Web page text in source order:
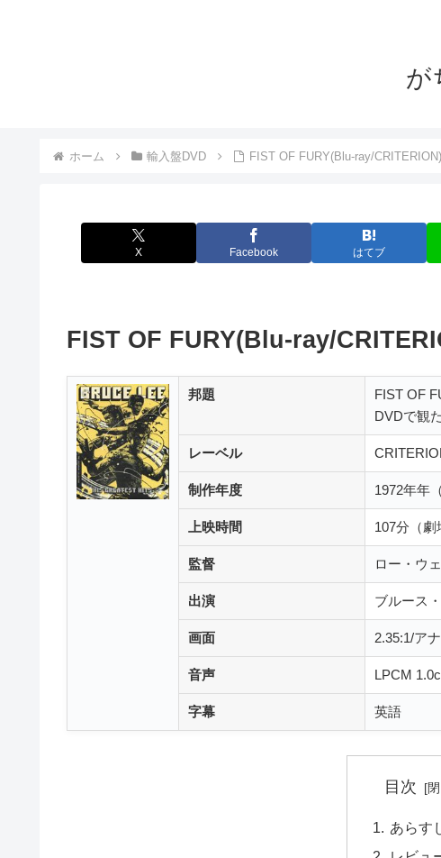
が
ホーム 輸入盤DVD FIST OF FURY(Blu-ray/
X Facebook はてブ
FIST OF FURY(Blu-ray/
邦題
FIST OF
DVDで観
レーベル
制作年度 1972年年
上映時間 107分（劇
監督 ロー・ウ
出演 ブルース
画面 2.35:1/ア
音声 LPCM
字幕 英語
目次
あらす